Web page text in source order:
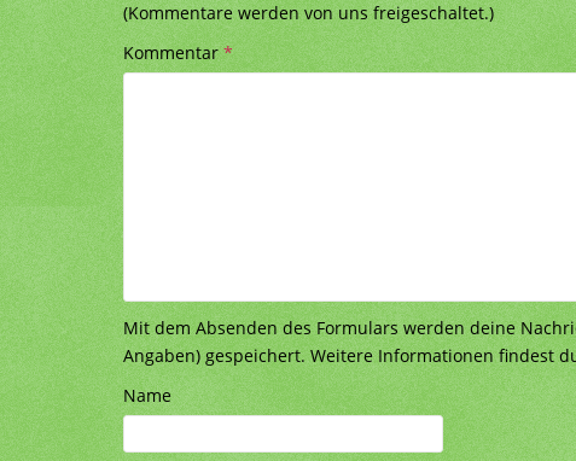
(Kommentare werden von uns freigeschaltet.)
Kommentar*
Mit dem Absenden des Formulars werden deine
Angaben) gespeichert. Weitere Informationen findest
Name